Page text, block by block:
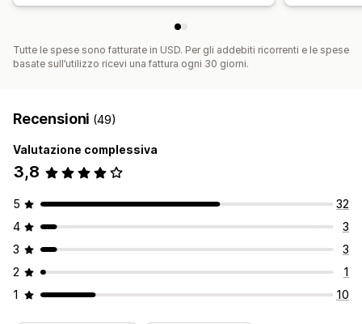
Tutte le spese sono fatturate in USD. Per gli addebiti ricorrenti e le spese
basate sull’utilizzo ricevi una fattura ogni 30 giorni.
Recensioni (49)
Valutazione complessiva
3,8
5
32
4
3
3
3
2
1
1
10